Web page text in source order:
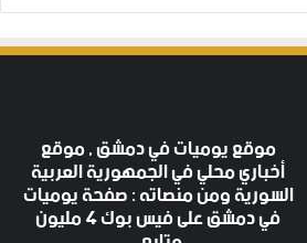
موقع يوميات في دمشق , موقع
أخباري محلي في الجمهورية العربية
السورية ومن منصاته : صفحة يوميات
في دمشق على فيس بوك 4 مليون